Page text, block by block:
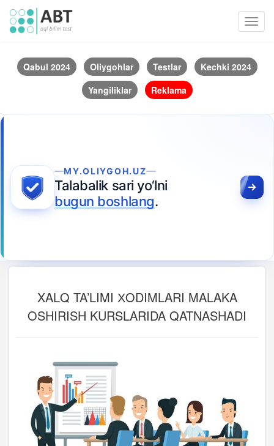
Qabul 2024 Oliygohlar Testlar
Kechki 2024
Yangiliklar
Reklama
MY.OLIYGOH.UZ
Talabalik sari yo‘lni
bugun boshlang.
XALQ TA’LIMI ХODIMLARI MALAKA
OSHIRISH KURSLARIDA QATNASHADI